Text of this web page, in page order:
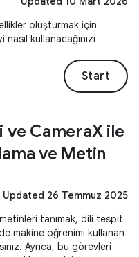
oluşturmak için
kullanacağınızı
Start
CameraX ile
ve Metin
Updated 26 Temmuz 2025
tanımak, dili tespit
makine öğrenimi kullanan
Ayrıca, bu görevleri